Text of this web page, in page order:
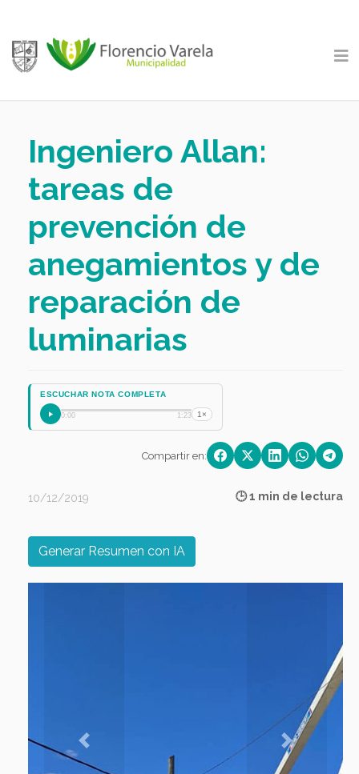
Ingeniero Allan:
tareas de
prevención de
anegamientos y de
reparación de
luminarias
ESCUCHAR NOTA COMPLETA
0:00 1:23 1×
Compartir en:
10/12/2019 🕒 1 min de lectura
Generar Resumen con IA
Previous Next